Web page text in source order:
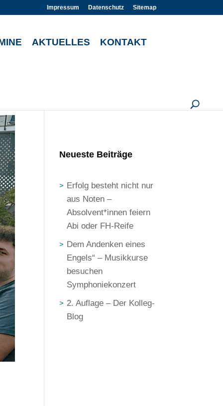
Impressum Datenschutz Sitemap
AKTUELLES KONTAKT
U
Neueste Beiträge
Erfolg besteht nicht nur
aus Noten –
Absolvent*innen feiern
Abi oder FH-Reife
Dem Andenken eines
Engels“ – Musikkurse
besuchen
Symphoniekonzert
2. Auflage – Der Kolleg-
Blog